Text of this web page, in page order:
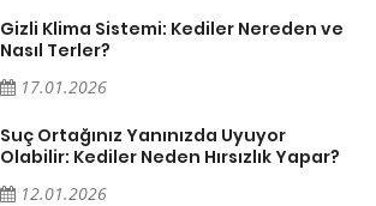
Gizli Klima Sistemi: Kediler Nereden ve
Nasıl Terler?
17.01.2026
Suç Ortağınız Yanınızda Uyuyor
Olabilir: Kediler Neden Hırsızlık Yapar?
12.01.2026